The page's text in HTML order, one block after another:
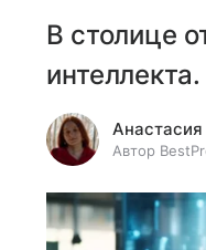
В столице
интеллекта.
Автор